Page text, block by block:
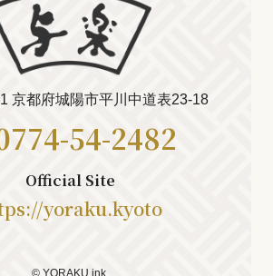
京都府城陽市平川中道表23-18
54-2482
Official Site
yoraku.kyoto
© YORAKU ink.